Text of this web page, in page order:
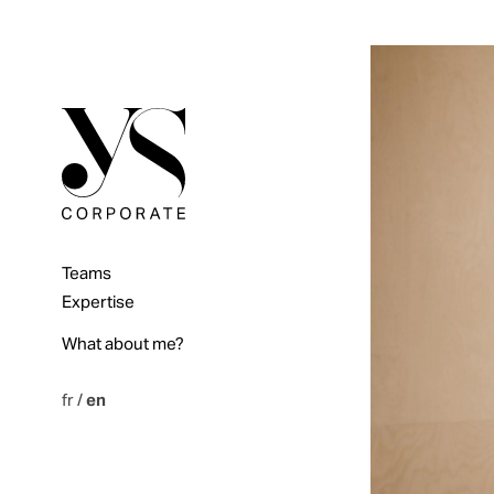
Teams
Expertise
What about me?
fr / en